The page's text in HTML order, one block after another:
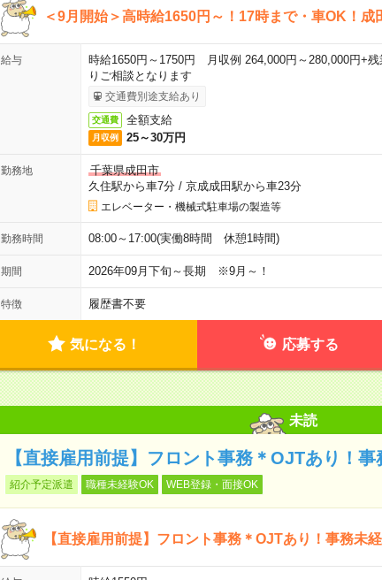
＜9月開始＞高時給1650円～！17時まで・車OK！成
給与
時給1650円～1750円 月収例 264,000円～280,000円+
りご相談となります
交通費別途支給あり
交通費 全額支給
月収例 25～30万円
勤務地
千葉県成田市
久住駅から車7分/ 京成成田駅から車23分
エレベーター・機械式駐車場の製造等
勤務時間 08:00～17:00(実働8時間 休憩1時間)
期間 2026年09月下旬～長期 ※9月～！
特徴 履歴書不要
気になる！ 応募する
未読
【直接雇用前提】フロント事務＊OJTあり！
紹介予定派遣 職種未経験OK WEB登録・面接OK
【直接雇用前提】フロント事務＊OJTあり！事務未